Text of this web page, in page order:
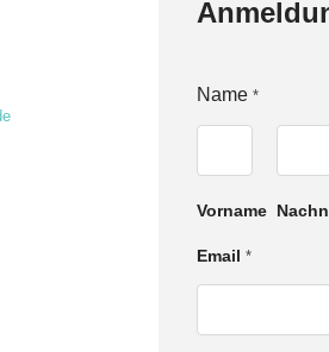
Name *
Vorname
Z
Email *